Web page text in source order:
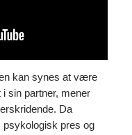
kan synes at være
sin partner, mener
Da
psykologisk pres og